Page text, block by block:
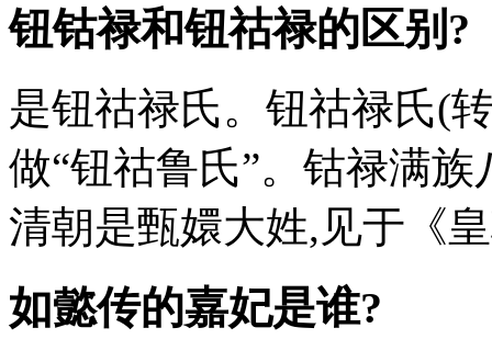
钮钴禄和钮祜禄的区别?
是钮祜禄氏。钮祜禄氏(
做“钮祜鲁氏”。钴禄满
清朝是甄嬛大姓,见于《
如懿传的嘉妃是谁?